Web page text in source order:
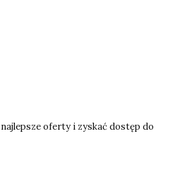
oferty i zyskać dostęp do